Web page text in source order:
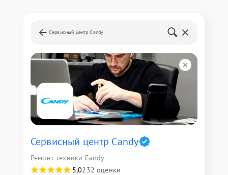
Сервисный центр Candy
Сервисный центр Candy
Ремонт техники Candy
5,0232 оценки